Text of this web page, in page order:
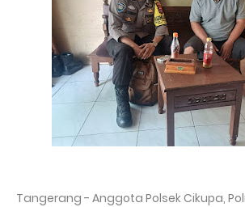
Tangerang - Anggota Polsek Cikupa,